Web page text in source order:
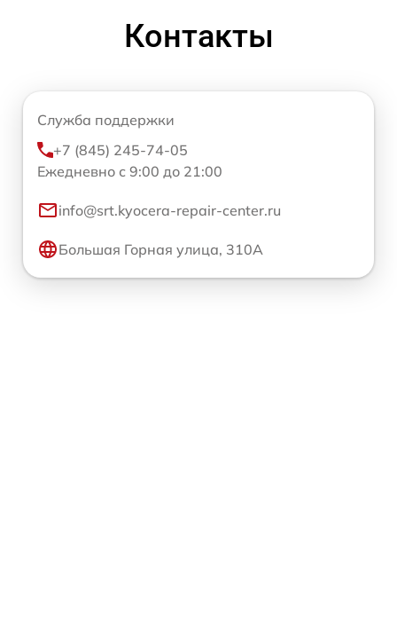
Контакты
Служба поддержки
+7 (845) 245-74-05
Ежедневно с 9:00 до 21:00
info@srt.kyocera-repair-center.ru
Большая Горная улица, 310А